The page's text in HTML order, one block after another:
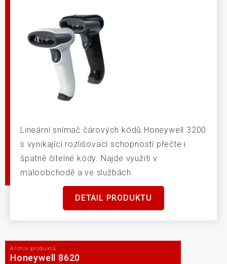
Lineární snímač čárových kódů Honeywell 3200
s vynikající rozlišovací schopností přečte i
špatně čitelné kódy. Najde využití v
maloobchodě a ve službách.
DETAIL PRODUKTU
Archiv produktů
Honeywell 8620